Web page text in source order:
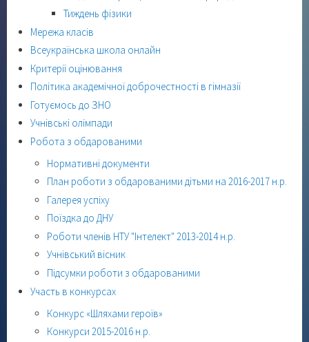
Тиждень фізики
Мережа класів
Всеукраїнська школа онлайн
Критерії оцінювання
Політика академічної доброчестності в гімназії
Готуємось до ЗНО
Учнівські олімпади
Робота з обдарованими
Нормативні документи
План роботи з обдарованими дітьми на 2016-2017 н.р.
Галерея успіху
Поїздка до ДНУ
Роботи членів НТУ "Інтелект" 2013-2014 н.р.
Учнівський вісник
Підсумки роботи з обдарованими
Участь в конкурсах
Конкурс «Шляхами героїв»
Конкурси 2015-2016 н.р.